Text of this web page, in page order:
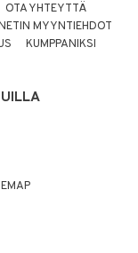
OTA YHTEYTTÄ
MYYNTIEHDOT
KUMPPANIKSI